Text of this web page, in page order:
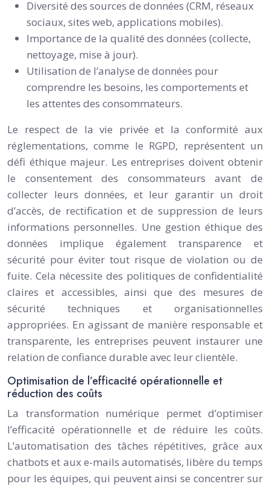
Diversité des sources de données (CRM, réseaux
sociaux, sites web, applications mobiles).
Importance de la qualité des données (collecte,
nettoyage, mise à jour).
Utilisation de l’analyse de données pour
comprendre les besoins, les comportements et
les attentes des consommateurs.
Le respect de la vie privée et la conformité aux
réglementations, comme le RGPD, représentent un
défi éthique majeur. Les entreprises doivent obtenir
le consentement des consommateurs avant de
collecter leurs données, et leur garantir un droit
d’accès, de rectification et de suppression de leurs
informations personnelles. Une gestion éthique des
données implique également transparence et
sécurité pour éviter tout risque de violation ou de
fuite. Cela nécessite des politiques de confidentialité
claires et accessibles, ainsi que des mesures de
sécurité techniques et organisationnelles
appropriées. En agissant de manière responsable et
transparente, les entreprises peuvent instaurer une
relation de confiance durable avec leur clientèle.
Optimisation de l’efficacité opérationnelle et
réduction des coûts
La transformation numérique permet d’optimiser
l’efficacité opérationnelle et de réduire les coûts.
L’automatisation des tâches répétitives, grâce aux
chatbots et aux e-mails automatisés, libère du temps
pour les équipes, qui peuvent ainsi se concentrer sur